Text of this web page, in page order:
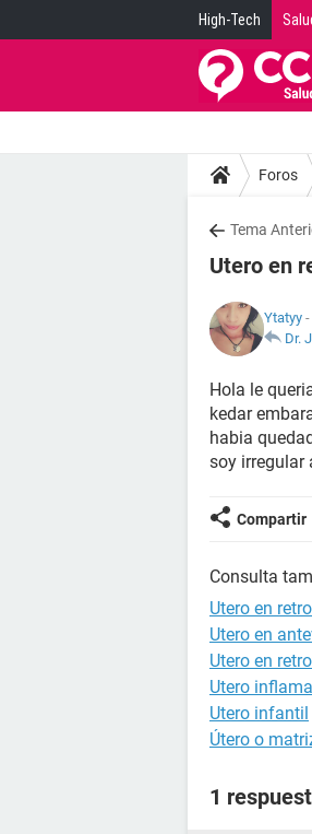
High-Tech
Foros
Tema
Utero en
Ytatyy
Dr.
Hola le
kedar
habia
soy irregular
Compartir
Consulta
Utero en
Utero en
Utero en
Utero
Utero infantil
Útero o
1